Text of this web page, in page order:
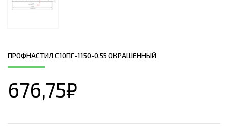
ПРОФНАСТИЛ С10ПГ-1150-0.55 ОКРАШЕННЫЙ
676,75₽